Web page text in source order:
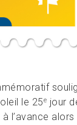
le 25e jour
l’avance alors